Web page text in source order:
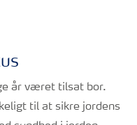
år været tilsat bor.
til at sikre jordens